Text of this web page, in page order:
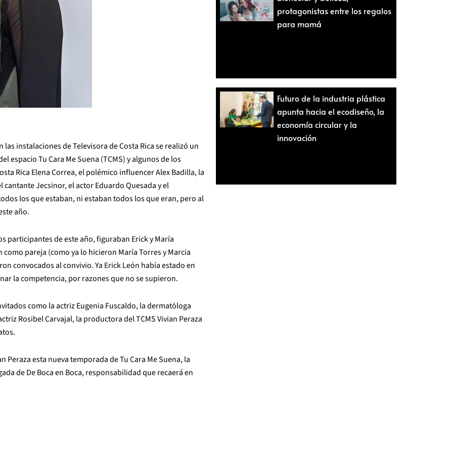
las instalaciones de Televisora de Costa Rica se realizó un
espacio Tu Cara Me Suena (TCMS) y algunos de los
Rica Elena Correa, el polémico influencer Alex Badilla, la
cantante Jecsinor, el actor Eduardo Quesada y el
los que estaban, ni estaban todos los que eran, pero al
año.
participantes de este año, figuraban Erick y María
pareja (como ya lo hicieron María Torres y Marcia
convocados al convivio. Ya Erick León había estado en
la competencia, por razones que no se supieron.
como la actriz Eugenia Fuscaldo, la dermatóloga
Rosibel Carvajal, la productora del TCMS Vivian Peraza
esta nueva temporada de Tu Cara Me Suena, la
de De Boca en Boca, responsabilidad que recaerá en
protagonistas entre los regalos
para mamá
Futuro de la industria plástica
apunta hacia el ecodiseño, la
economía circular y la
innovación